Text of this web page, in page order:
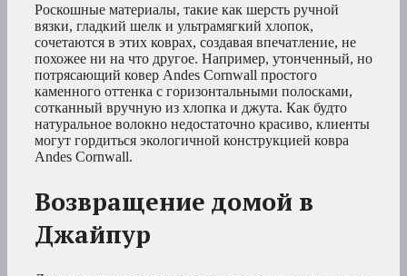
Роскошные материалы, такие как шерсть ручной
вязки, гладкий шелк и ультрамягкий хлопок,
сочетаются в этих коврах, создавая впечатление, не
похожее ни на что другое. Например, утонченный, но
потрясающий ковер Andes Cornwall простого
каменного оттенка с горизонтальными полосками,
сотканный вручную из хлопка и джута. Как будто
натуральное волокно недостаточно красиво, клиенты
могут гордиться экологичной конструкцией ковра
Andes Cornwall.
Возвращение домой в
Джайпур